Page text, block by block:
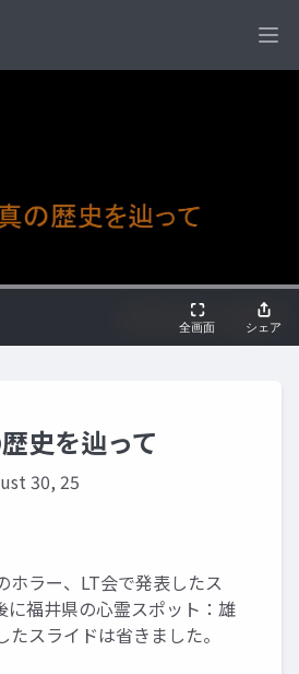
史を辿って
30, 25
ホラー、LT会で発表したス
に福井県の心霊スポット：雄
スライドは省きました。